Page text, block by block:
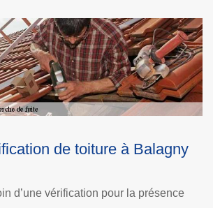
recherche des fuites de toit
Therain
des fuites de toit des maisons